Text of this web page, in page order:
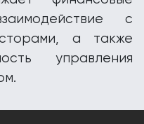
с
а также
управления